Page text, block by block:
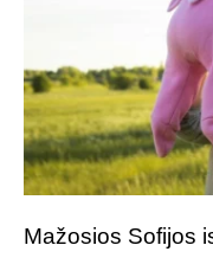
Mažosios Sofijos